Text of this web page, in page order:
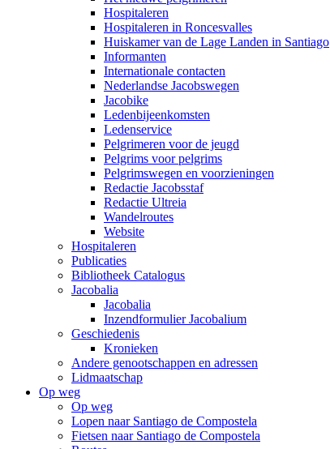
Hospitaleren
Hospitaleren in Roncesvalles
Huiskamer van de Lage Landen in Santiago
Informanten
Internationale contacten
Nederlandse Jacobswegen
Jacobike
Ledenbijeenkomsten
Ledenservice
Pelgrimeren voor de jeugd
Pelgrims voor pelgrims
Pelgrimswegen en voorzieningen
Redactie Jacobsstaf
Redactie Ultreia
Wandelroutes
Website
Hospitaleren
Publicaties
Bibliotheek Catalogus
Jacobalia
Jacobalia
Inzendformulier Jacobalium
Geschiedenis
Kronieken
Andere genootschappen en adressen
Lidmaatschap
Op weg
Op weg
Lopen naar Santiago de Compostela
Fietsen naar Santiago de Compostela